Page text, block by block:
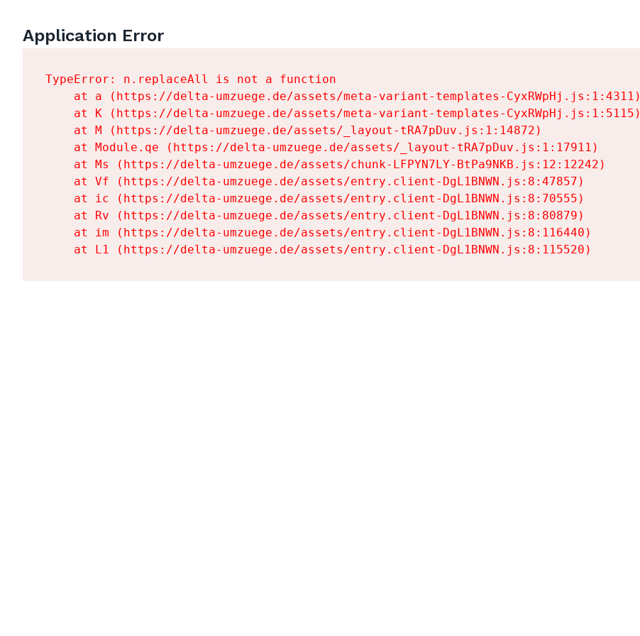
Application Error
TypeError: n.replaceAll is not a function
    at a (https://delta-umzuege.de/assets/meta-variant-templates-CyxRWpHj.js:1:4311)
    at K (https://delta-umzuege.de/assets/meta-variant-templates-CyxRWpHj.js:1:5115)
    at M (https://delta-umzuege.de/assets/_layout-tRA7pDuv.js:1:14872)
    at Module.qe (https://delta-umzuege.de/assets/_layout-tRA7pDuv.js:1:17911)
    at Ms (https://delta-umzuege.de/assets/chunk-LFPYN7LY-BtPa9NKB.js:12:12242)
    at Vf (https://delta-umzuege.de/assets/entry.client-DgL1BNWN.js:8:47857)
    at ic (https://delta-umzuege.de/assets/entry.client-DgL1BNWN.js:8:70555)
    at Rv (https://delta-umzuege.de/assets/entry.client-DgL1BNWN.js:8:80879)
    at im (https://delta-umzuege.de/assets/entry.client-DgL1BNWN.js:8:116440)
    at L1 (https://delta-umzuege.de/assets/entry.client-DgL1BNWN.js:8:115520)